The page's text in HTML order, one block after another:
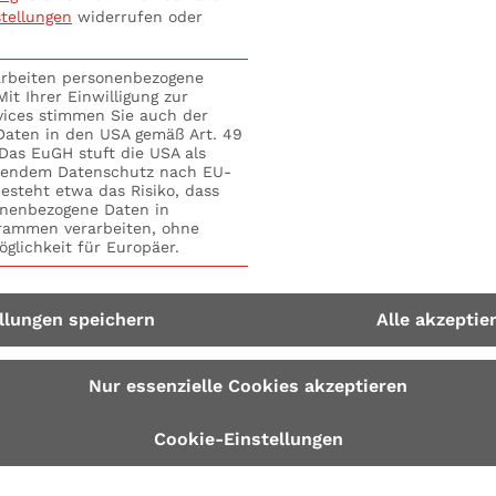
Themen geworden. Aber was
Strategie zu beachten sind, um von einem diversen
die aktiv nach einem Arbeitsplatz suchen, die
sich an ihrem Arbeitsplatz akzeptiert und wohl
und gefeiert werden. Ein vielfältiges Umfeld kann
profitieren. Wenn Menschen mit unterschiedlichem
eine neue Perspektive ein. All diese Dinge tragen
bringtDiversity am Arbeitsplatz
auch ihre eigenen
einer integrativen Kultur kann schwierig, aber
widerrufen oder
personenbezogene
Ihrer Einwilligung zur
stimmen Sie auch der
in den USA gemäß Art. 49
EuGH stuft die USA als
Datenschutz nach EU-
etwa das Risiko, dass
Daten in
verarbeiten, ohne
für Europäer.
speichern Alle
Nur essenzielle Cookies akzeptieren
Cookie-Einstellungen